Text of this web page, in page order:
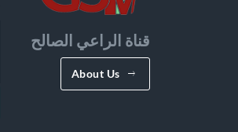
قناة الراعي الصالح
About Us